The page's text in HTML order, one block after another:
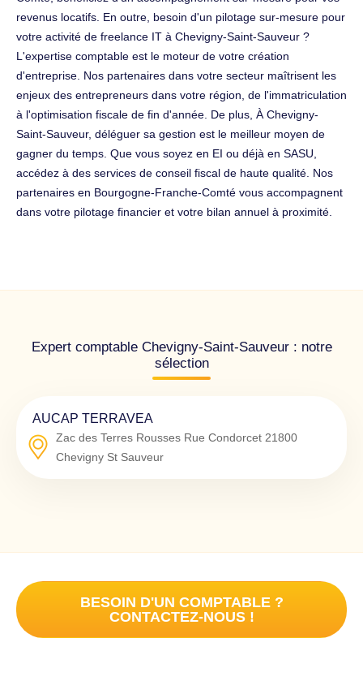
revenus locatifs. En outre, besoin d'un pilotage sur-mesure pour
votre activité de freelance IT à Chevigny-Saint-Sauveur ?
L'expertise comptable est le moteur de votre création
d'entreprise. Nos partenaires dans votre secteur maîtrisent les
enjeux des entrepreneurs dans votre région, de l'immatriculation
à l'optimisation fiscale de fin d'année. De plus, À Chevigny-
Saint-Sauveur, déléguer sa gestion est le meilleur moyen de
gagner du temps. Que vous soyez en EI ou déjà en SASU,
accédez à des services de conseil fiscal de haute qualité. Nos
partenaires en Bourgogne-Franche-Comté vous accompagnent
dans votre pilotage financier et votre bilan annuel à proximité.
Expert comptable Chevigny-Saint-Sauveur : notre
sélection
AUCAP TERRAVEA
Zac des Terres Rousses Rue Condorcet 21800
Chevigny St Sauveur
BESOIN D'UN COMPTABLE ?
CONTACTEZ-NOUS !